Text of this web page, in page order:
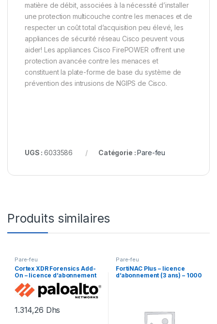
matière de débit, associées à la nécessité d’installer
une protection multicouche contre les menaces et de
respecter un coût total d’acquisition peu élevé, les
appliances de sécurité réseau Cisco peuvent vous
aider! Les appliances Cisco FirePOWER offrent une
protection avancée contre les menaces et
constituent la plate-forme de base du système de
prévention des intrusions de NGIPS de Cisco.
UGS :6033586 Catégorie :Pare-feu
Produits similaires
Pare-feu
Cortex XDR Forensics Add-
On – licence d’abonnement
(1 an) – 1 licence
1.314,26 Dhs
Pare-feu
FortiNAC Plus – licence
d’abonnement (3 ans) – 1000